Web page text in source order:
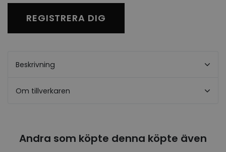
REGISTRERA DIG
Beskrivning
Om tillverkaren
Andra som köpte denna köpte även